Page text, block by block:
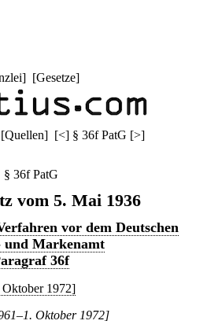
] [Gesetze]
Quellen] [<] § 36f PatG [>]
§ 36f PatG
vom 5. Mai 1936
vor dem Deutschen
und Markenamt
36f
Oktober 1972]
Oktober 1972]